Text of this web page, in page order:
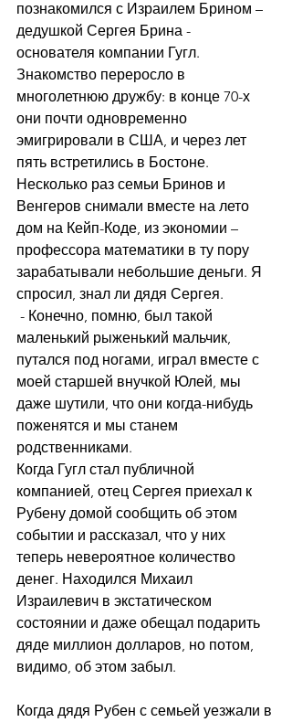
познакомился с Израилем Брином –
дедушкой Сергея Брина -
основателя компании Гугл.
Знакомство переросло в
многолетнюю дружбу: в конце 70-х
они почти одновременно
эмигрировали в США, и через лет
пять встретились в Бостоне.
Несколько раз семьи Бринов и
Венгеров снимали вместе на лето
дом на Кейп-Коде, из экономии –
профессора математики в ту пору
зарабатывали небольшие деньги. Я
спросил, знал ли дядя Сергея.
- Конечно, помню, был такой
маленький рыженький мальчик,
путался под ногами, играл вместе с
моей старшей внучкой Юлей, мы
даже шутили, что они когда-нибудь
поженятся и мы станем
родственниками.
Когда Гугл стал публичной
компанией, отец Сергея приехал к
Рубену домой сообщить об этом
событии и рассказал, что у них
теперь невероятное количество
денег. Находился Михаил
Израилевич в экстатическом
состоянии и даже обещал подарить
дяде миллион долларов, но потом,
видимо, об этом забыл.
Когда дядя Рубен с семьей уезжали в